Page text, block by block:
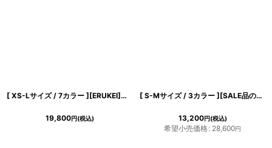
[ XS-Lサイズ / 7カラー ][ERUKEI]お花ビジュー・ハイウエスト・半袖・Aライン・フレア・ミニドレス・ワンピース[山崎みどり・黒木麗奈着用][送料無料]mywhbk
19,800円(税込)
[ S-Mサイズ / 3カラー ][SALE品のため返品不可＆再入荷なしの現品限り][Andy/an][an]セーラーカラー・パイピング・ボタン・半袖・タイト・裾フリル・膝丈・ミニドレス・ワンピース《送料＆代引き手数料無料》
13,200円(税込)
希望小売価格: 28,600円